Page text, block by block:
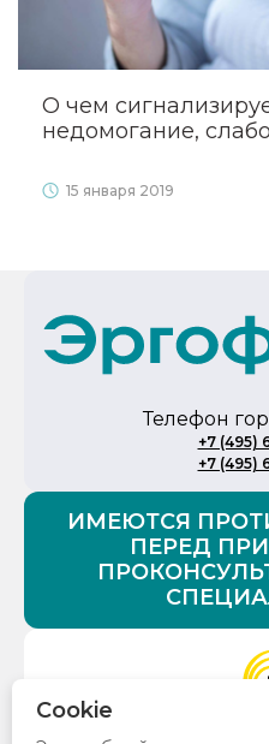
О чем
недомогание,
15 января 2019
Телефон
+7 (495)
+7 (495)
ИМЕЮТСЯ
ПЕРЕД
Cookie